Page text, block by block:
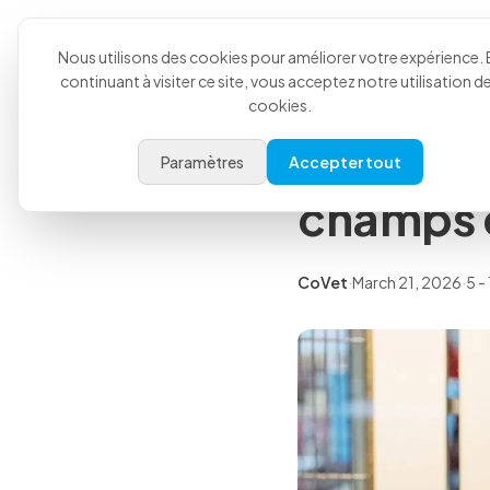
Modèle
champs
CoVet·March 21, 2026·5 -
Nous utilisons des cookies pour améliorer votre expérience.
continuant à visiter ce site, vous acceptez notre utilisation
cookies.
Paramètres Accepter tout